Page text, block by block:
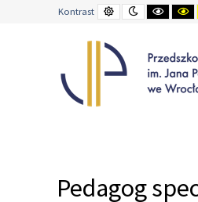
Kontrast
Kontrast
domyślny
Tryb
nocny
Pedagog